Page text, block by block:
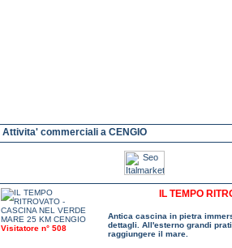
Attivita' commerciali a CENGIO
Visitatore n° 508
IL TEMPO
Antica cascina in pietra
dettagli. All'esterno grandi
raggiungere il mare.